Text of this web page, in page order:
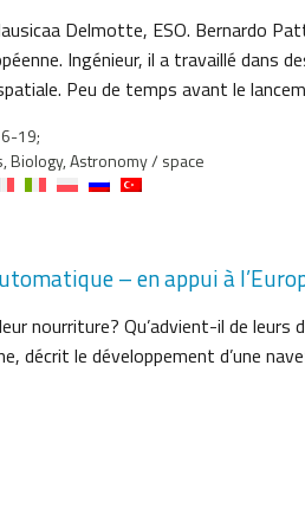
Delmotte, ESO. Bernardo
Ingénieur, il a travaillé dans
Peu de temps avant le
19;
Biology, Astronomy / space
– en appui à
nourriture? Qu’advient-il de leurs
décrit le développement d’une